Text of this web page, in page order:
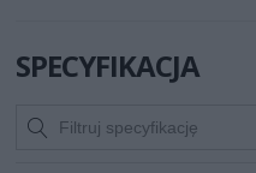
SPECYFIKACJA